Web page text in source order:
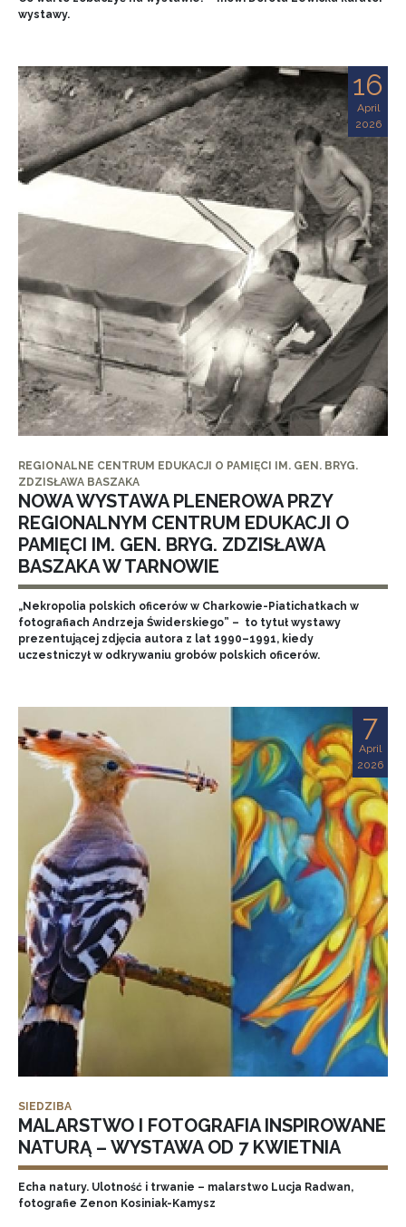
wystawy.
16
April
2026
REGIONALNE CENTRUM EDUKACJI O PAMIĘCI IM. GEN. BRYG.
ZDZISŁAWA BASZAKA
NOWA WYSTAWA PLENEROWA PRZY
REGIONALNYM CENTRUM EDUKACJI O
PAMIĘCI IM. GEN. BRYG. ZDZISŁAWA
BASZAKA W TARNOWIE
„Nekropolia polskich oficerów w Charkowie-Piatichatkach w
fotografiach Andrzeja Świderskiego” – to tytuł wystawy
prezentującej zdjęcia autora z lat 1990–1991, kiedy
uczestniczył w odkrywaniu grobów polskich oficerów.
7
April
2026
SIEDZIBA
MALARSTWO I FOTOGRAFIA INSPIROWANE
NATURĄ – WYSTAWA OD 7 KWIETNIA
Echa natury. Ulotność i trwanie – malarstwo Lucja Radwan,
fotografie Zenon Kosiniak-Kamysz